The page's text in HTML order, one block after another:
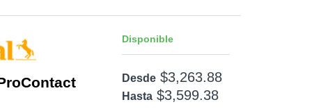
Disponible
Desde $3,263.88
Hasta $3,599.38